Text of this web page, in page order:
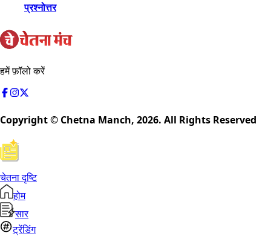
प्रश्नोत्तर
हमें फ़ॉलो करें
Copyright © Chetna Manch, 2026. All Rights Reserved
चेतना दृष्टि
होम
सार
ट्रेंडिंग